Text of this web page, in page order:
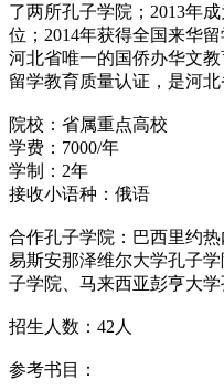
了两所孔子学院；2013年
位；2014年获得全国来华
河北省唯一的国侨办华文
留学教育质量认证，是河北
院校：省属重点高校
学费：7000/年
学制：2年
接收小语种：俄语
合作孔子学院：巴西里约
易斯安那泽维尔大学孔子
子学院、马来西亚彭亨大
招生人数：42人
参考书目：